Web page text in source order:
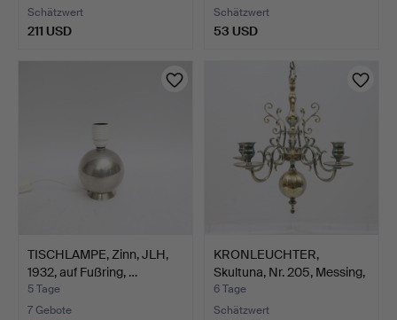
Schätzwert
211 USD
Schätzwert
53 USD
TISCHLAMPE, Zinn, JLH,
1932, auf Fußring, …
5 Tage
7 Gebote
KRONLEUCHTER,
Skultuna, Nr. 205, Messing,
…
6 Tage
Schätzwert